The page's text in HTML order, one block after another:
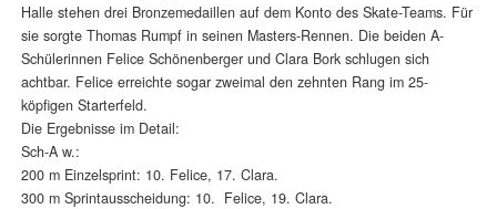
Halle stehen drei Bronzemedaillen auf dem Konto des Skate-Teams. Für
sie sorgte Thomas Rumpf in seinen Masters-Rennen. Die beiden A-
Schülerinnen Felice Schönenberger und Clara Bork schlugen sich
achtbar. Felice erreichte sogar zweimal den zehnten Rang im 25-
köpfigen Starterfeld.
Die Ergebnisse im Detail:
Sch-A w.:
200 m Einzelsprint: 10. Felice, 17. Clara.
300 m Sprintausscheidung: 10. Felice, 19. Clara.